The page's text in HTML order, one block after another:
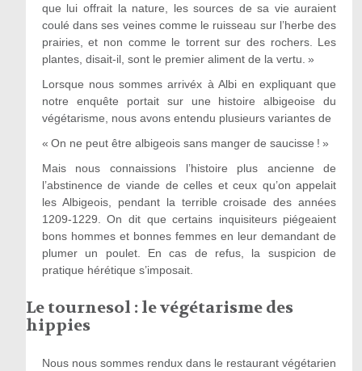
que lui offrait la nature, les sources de sa vie auraient
coulé dans ses veines comme le ruisseau sur l’herbe des
prairies, et non comme le torrent sur des rochers. Les
plantes, disait-il, sont le premier aliment de la vertu. »
Lorsque nous sommes arrivéx à Albi en expliquant que
notre enquête portait sur une histoire albigeoise du
végétarisme, nous avons entendu plusieurs variantes de
« On ne peut être albigeois sans manger de saucisse ! »
Mais nous connaissions l’histoire plus ancienne de
l’abstinence de viande de celles et ceux qu’on appelait
les Albigeois, pendant la terrible croisade des années
1209-1229. On dit que certains inquisiteurs piégeaient
bons hommes et bonnes femmes en leur demandant de
plumer un poulet. En cas de refus, la suspicion de
pratique hérétique s’imposait.
Le tournesol : le végétarisme des
hippies
Nous nous sommes rendux dans le restaurant végétarien